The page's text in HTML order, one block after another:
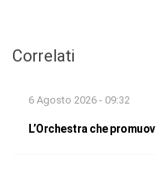
Correlati
6 Agosto 2026 - 09:32
L’Orchestra che